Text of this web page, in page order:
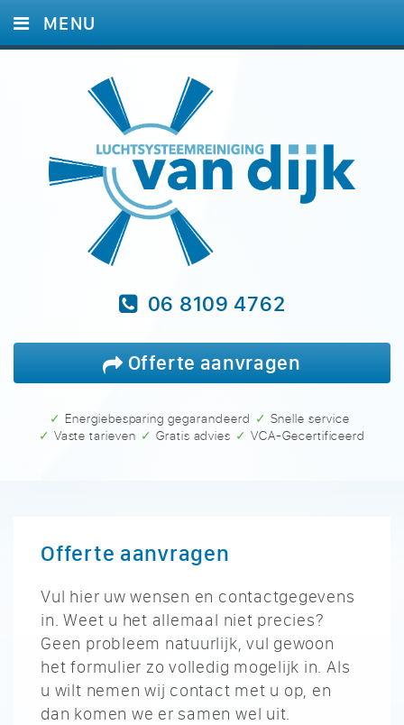
06 8109 4762
Offerte aanvragen
✓ Energiebesparing gegarandeerd
✓ Snelle service
✓ Vaste tarieven
✓ Gratis advies ✓ VCA-Gecertificeerd
MENU
DIENSTEN
REFERENTIES
VRAGEN
Offerte aanvragen
Vul hier uw wensen en contactgegevens
in. Weet u het allemaal niet precies?
Geen probleem natuurlijk, vul gewoon
het formulier zo volledig mogelijk in. Als
u wilt nemen wij contact met u op, en
dan komen we er samen wel uit.